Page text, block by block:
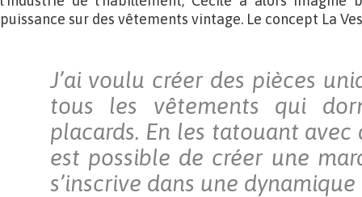
puissance sur des vêtements vintage. Le concept La
J’ai voulu créer des pièces
tous les vêtements qui
placards. En les tatouant avec
est possible de créer une
s’inscrive dans une